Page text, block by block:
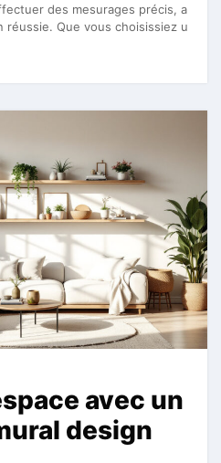
des mesurages précis, a
réussie. Que vous choisissiez u
avec un
design